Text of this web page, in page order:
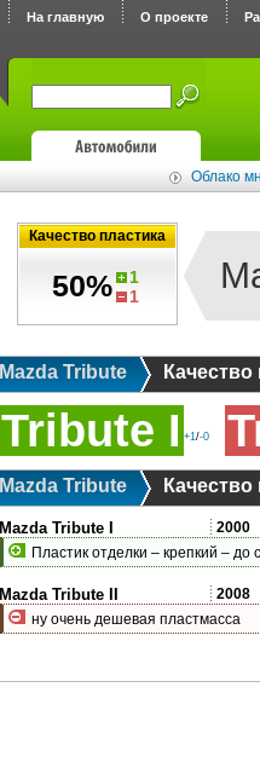
На главную О проекте
Облако
Качество пластика
50%
1
1
Mazda Tribute Качество
Tribute I +1/-0
Mazda Tribute Качество
Mazda Tribute I
2000
Пластик отделки – крепкий – до
Mazda Tribute II
2008
ну очень дешевая пластмасса